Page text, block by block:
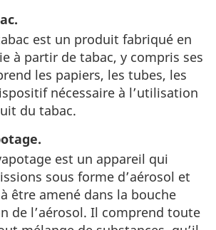
est un produit fabriqué en
à partir de tabac, y compris ses
les papiers, les tubes, les
nécessaire à l’utilisation
du tabac.
est un appareil qui
sous forme d’aérosol et
être amené dans la bouche
de l’aérosol. Il comprend toute